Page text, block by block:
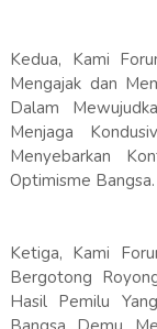
Kedua, Kami
Mengajak dan
Dalam
Menjaga
Menyebarkan
Optimisme Bangsa.
Ketiga, Kami
Bergotong
Hasil Pemilu